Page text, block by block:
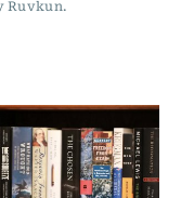
Ruvkun.